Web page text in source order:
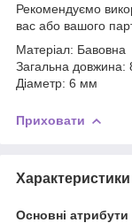
Рекомендуємо
вас або вашого
Матеріал: Бавовна
Загальна довжина:
Діаметр: 6 мм
Приховати
Характеристики
Основні атрибути